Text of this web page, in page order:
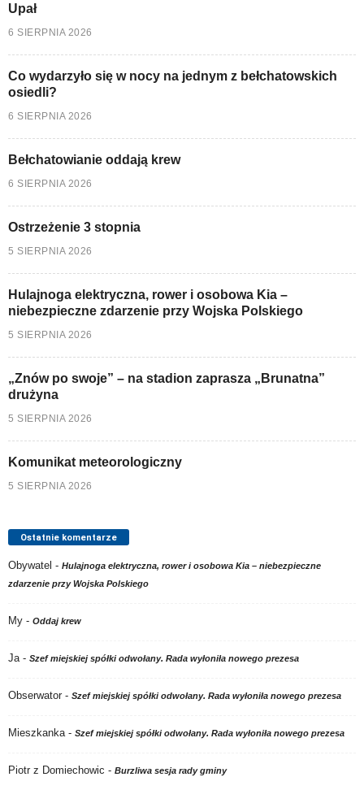
Upał
6 SIERPNIA 2026
Co wydarzyło się w nocy na jednym z bełchatowskich
osiedli?
6 SIERPNIA 2026
Bełchatowianie oddają krew
6 SIERPNIA 2026
Ostrzeżenie 3 stopnia
5 SIERPNIA 2026
Hulajnoga elektryczna, rower i osobowa Kia –
niebezpieczne zdarzenie przy Wojska Polskiego
5 SIERPNIA 2026
„Znów po swoje” – na stadion zaprasza „Brunatna”
drużyna
5 SIERPNIA 2026
Komunikat meteorologiczny
5 SIERPNIA 2026
Ostatnie komentarze
Obywatel - Hulajnoga elektryczna, rower i osobowa Kia – niebezpieczne
zdarzenie przy Wojska Polskiego
My - Oddaj krew
Ja - Szef miejskiej spółki odwołany. Rada wyłoniła nowego prezesa
Obserwator - Szef miejskiej spółki odwołany. Rada wyłoniła nowego prezesa
Mieszkanka - Szef miejskiej spółki odwołany. Rada wyłoniła nowego prezesa
Piotr z Domiechowic - Burzliwa sesja rady gminy